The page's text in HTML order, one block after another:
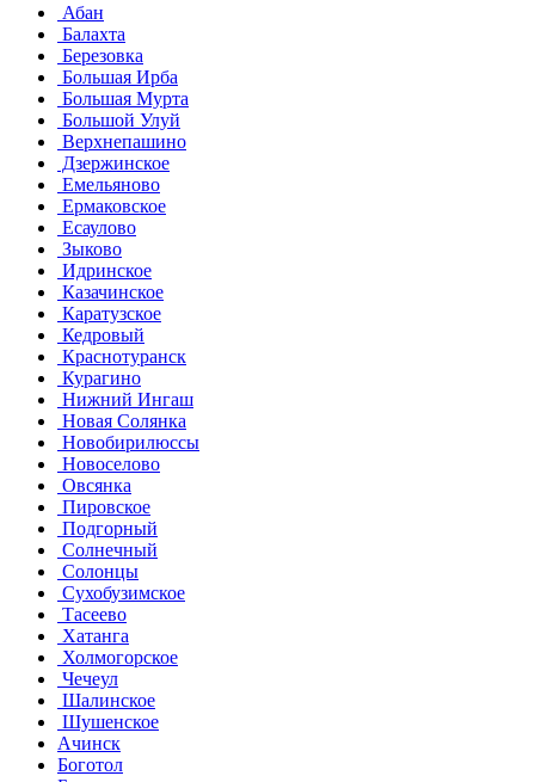
Абан
Балахта
Березовка
Большая Ирба
Большая Мурта
Большой Улуй
Верхнепашино
Дзержинское
Емельяново
Ермаковское
Есаулово
Зыково
Идринское
Казачинское
Каратузское
Кедровый
Краснотуранск
Курагино
Нижний Ингаш
Новая Солянка
Новобирилюссы
Новоселово
Овсянка
Пировское
Подгорный
Солнечный
Солонцы
Сухобузимское
Тасеево
Хатанга
Холмогорское
Чечеул
Шалинское
Шушенское
Ачинск
Боготол